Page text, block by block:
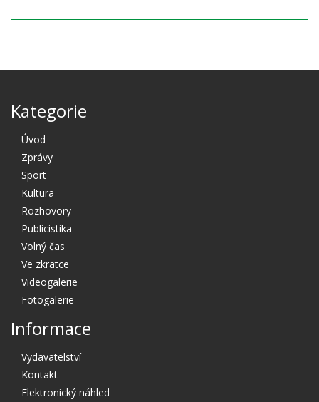
Kategorie
Úvod
Zprávy
Sport
Kultura
Rozhovory
Publicistika
Volný čas
Ve zkratce
Videogalerie
Fotogalerie
Informace
Vydavatelství
Kontakt
Elektronický náhled